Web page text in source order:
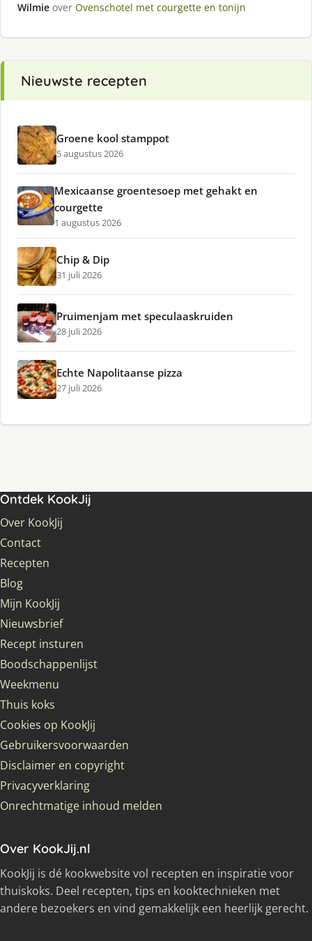
Wilmie over Ovenschotel met courgette en tonijn
Nieuwste recepten
Groene kool stamppot
5 augustus 2026
Mexicaanse groentesoep met gehakt en
courgette
1 augustus 2026
Chip & Dip
31 juli 2026
Pruimenjam met speculaaskruiden
28 juli 2026
Echte Napolitaanse pizza
27 juli 2026
Ontdek KookJij
Over KookJij
Contact
Recepten
Blog
Mijn KookJij
Nieuwsbrief
Recept insturen
Boodschappenlijst
Weekmenu
Thuis koks
Cookies op KookJij
Gebruikersvoorwaarden
Disclaimer en copyright
Privacyverklaring
Onrechtmatige inhoud melden
Over KookJij.nl
KookJij is dé kookwebsite vol recepten en inspiratie voor
thuiskoks. Deel recepten, tips en kooktechnieken met
andere bezoekers en vind gemakkelijk een heerlijk gerecht.